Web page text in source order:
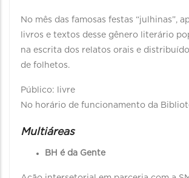
No mês das famosas festas “julhinas”,
livros e textos desse gênero literário
na escrita dos relatos orais e
de folhetos.
Público: livre
No horário de funcionamento da
Multiáreas
BH é da Gente